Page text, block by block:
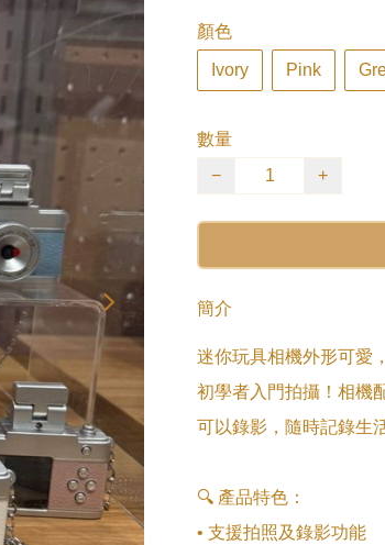
顏色
Ivory Pink
數量
−
+
簡介
迷你玩具相機外形可愛
初學者入門拍攝！相機
可以錄影，隨時記錄生
🔍 產品特色：
• 支援拍照及錄影功能